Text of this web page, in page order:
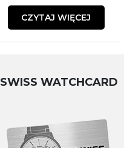
CZYTAJ WIĘCEJ
SWISS WATCHCARD